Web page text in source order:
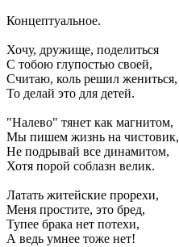
Концептуальное.
Хочу, дружище, поделиться
С тобою глупостью своей,
Считаю, коль решил жениться,
То делай это для детей.
"Налево" тянет как магнитом,
Мы пишем жизнь на чистовик,
Не подрывай все динамитом,
Хотя порой соблазн велик.
Латать житейские прорехи,
Меня простите, это бред,
Тупее брака нет потехи,
А ведь умнее тоже нет!